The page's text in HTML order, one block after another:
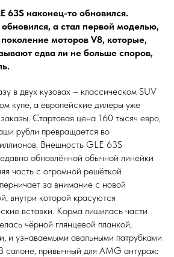
63S наконец-то обновился.
а стал первой моделью,
моторов V8, которые,
едва ли не больше споров,
в двух кузовах – классическом SUV
купе, а европейские дилеры уже
Стартовая цена 160 тысяч евро,
рубли превращается во
Внешность GLE 63S
обновлённой обычной линейки
часть с огромной решёткой
за внимание с новой
внутри которой красуются
вставки. Корма лишилась части
чёрной глянцевой планкой,
и узнаваемыми овальными патрубками
салоне, привычный для AMG антураж: